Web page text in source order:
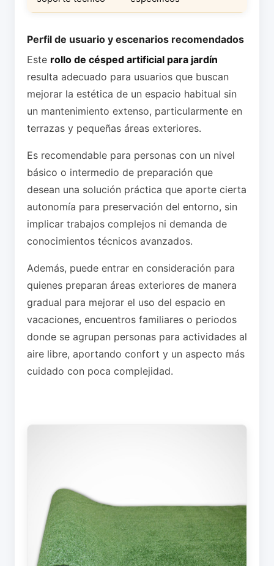
Perfil de usuario y escenarios recomendados
Este rollo de césped artificial para jardín
resulta adecuado para usuarios que buscan
mejorar la estética de un espacio habitual sin
un mantenimiento extenso, particularmente en
terrazas y pequeñas áreas exteriores.
Es recomendable para personas con un nivel
básico o intermedio de preparación que
desean una solución práctica que aporte cierta
autonomía para preservación del entorno, sin
implicar trabajos complejos ni demanda de
conocimientos técnicos avanzados.
Además, puede entrar en consideración para
quienes preparan áreas exteriores de manera
gradual para mejorar el uso del espacio en
vacaciones, encuentros familiares o periodos
donde se agrupan personas para actividades al
aire libre, aportando confort y un aspecto más
cuidado con poca complejidad.